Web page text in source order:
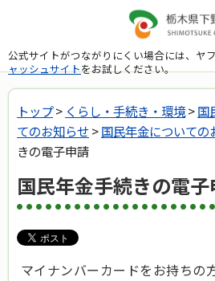
公式サイトがつながりにくい場合には、ヤ
ャッシュサイトをお試しください。
トップ> くらし・手続き・環境>国
てのお知らせ>国民年金についての
きの電子申請
国民年金手続きの電
マイナンバーカードをお持ちの